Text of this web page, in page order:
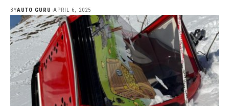
BYAUTO GURU APRIL 6, 2025